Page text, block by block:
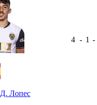
Д. Лопес
4 - 1 -